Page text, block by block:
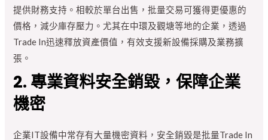
提供財務支持。相較於單台出售，批量交易可獲得更優惠的
價格，減少庫存壓力。尤其在中環及觀塘等地的企業，透過
Trade In迅速釋放資產價值，有效支援新設備採購及業務擴
張。
2. 專業資料安全銷毀，保障企業
機密
企業IT設備中常存有大量機密資料，安全銷毀是批量Trade In